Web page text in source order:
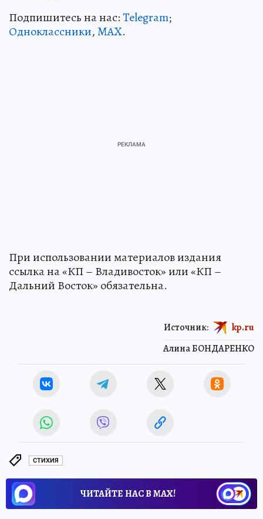
Подпишитесь на нас:Telegram;
Одноклассники,MAX.
При использовании материалов издания
ссылка на «КП – Владивосток» или «КП –
Дальний Восток» обязательна.
Алина БОНДАРЕНКО
Источник: kp.ru
СТИХИЯ
ЧИТАЙТЕ НАС В МАХ!